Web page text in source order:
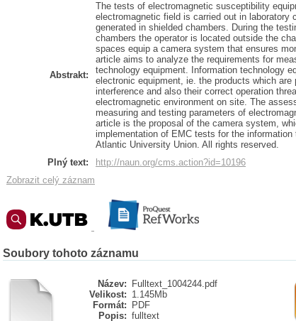
Abstrakt:
The tests of electromagnetic susceptibility
electromagnetic field is carried out in laboratory
generated in shielded chambers. During the
chambers the operator is located outside the
spaces equip a camera system that ensures
article aims to analyze the requirements for
technology equipment. Information technology
electronic equipment, ie. the products which
interference and also their correct operation
electromagnetic environment on site. The
measuring and testing parameters of
article is the proposal of the camera system,
implementation of EMC tests for the
Atlantic University Union. All rights reserved.
Plný text:
http://naun.org/cms.action?id=10196
Zobrazit celý záznam
Soubory tohoto záznamu
Název:
Fulltext_1004244.pdf
Velikost: 1.145Mb
Formát:
PDF
Popis: fulltext